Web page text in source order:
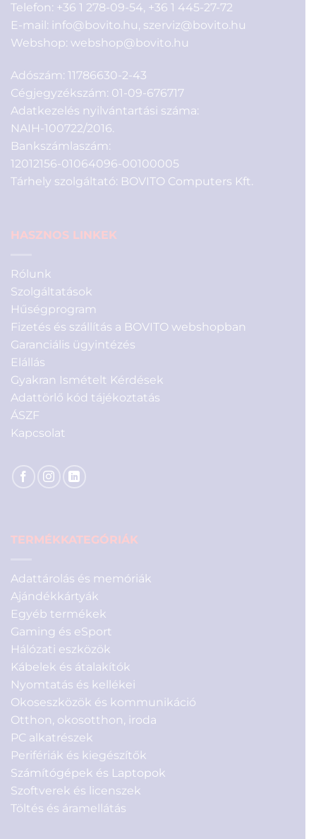
Telefon: +36 1 278-09-54, +36 1 445-27-72
E-mail: info@bovito.hu, szerviz@bovito.hu
Webshop: webshop@bovito.hu
Adószám: 11786630-2-43
Cégjegyzékszám: 01-09-676717
Adatkezelés nyilvántartási száma:
NAIH-100722/2016.
Bankszámlaszám:
12012156-01064096-00100005
Tárhely szolgáltató: BOVITO Computers Kft.
HASZNOS LINKEK
Rólunk
Szolgáltatások
Hűségprogram
Fizetés és szállítás a BOVITO webshopban
Garanciális ügyintézés
Elállás
Gyakran Ismételt Kérdések
Adattörlő kód tájékoztatás
ÁSZF
Kapcsolat
TERMÉKKATEGÓRIÁK
Adattárolás és memóriák
Ajándékkártyák
Egyéb termékek
Gaming és eSport
Hálózati eszközök
Kábelek és átalakítók
Nyomtatás és kellékei
Okoseszközök és kommunikáció
Otthon, okosotthon, iroda
PC alkatrészek
Perifériák és kiegészítők
Számítógépek és Laptopok
Szoftverek és licenszek
Töltés és áramellátás